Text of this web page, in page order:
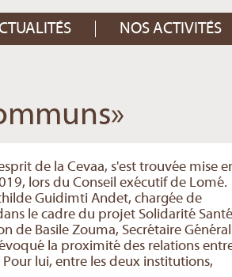
NOS ACTIVITÉS
de la Cevaa, s'est trouvée mise
lors du Conseil exécutif de Lomé.
Guidimti Andet, chargée de
le cadre du projet Solidarité
de Basile Zouma, Secrétaire Général
la proximité des relations
lui, entre les deux institutions,